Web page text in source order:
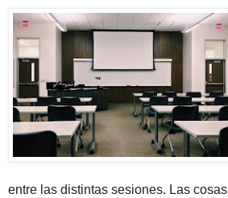
entre las distintas sesiones. Las